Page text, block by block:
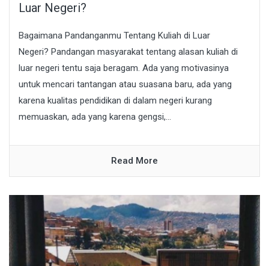
Luar Negeri?
Bagaimana Pandanganmu Tentang Kuliah di Luar
Negeri? Pandangan masyarakat tentang alasan kuliah di
luar negeri tentu saja beragam. Ada yang motivasinya
untuk mencari tantangan atau suasana baru, ada yang
karena kualitas pendidikan di dalam negeri kurang
memuaskan, ada yang karena gengsi,...
Read More